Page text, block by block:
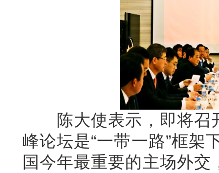
陈大使表示，即将召开
峰论坛是“一带一路”框架
国今年最重要的主场外交